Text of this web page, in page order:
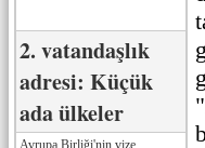
2. vatandaşlık
adresi: Küçük
ada ülkeler
Avrupa Birliği'nin vize